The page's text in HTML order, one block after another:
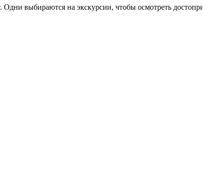
выбираются на экскурсии, чтобы осмотреть